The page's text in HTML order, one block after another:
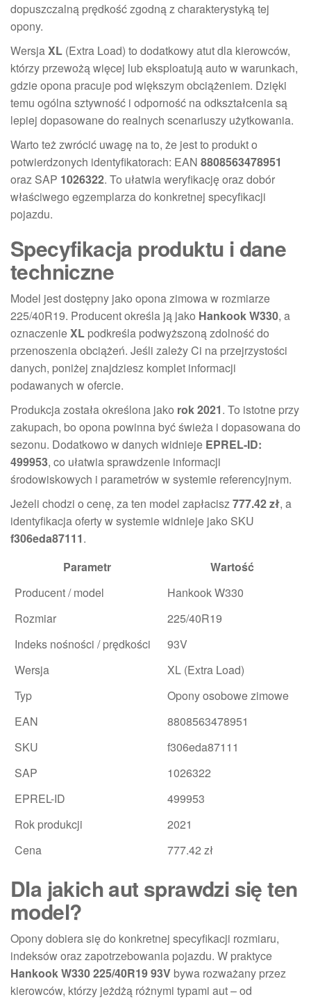
dopuszczalną prędkość zgodną z charakterystyką tej
opony.
WersjaXL (Extra Load) to dodatkowy atut dla kierowców,
którzy przewożą więcej lub eksploatują auto w warunkach,
gdzie opona pracuje pod większym obciążeniem. Dzięki
temu ogólna sztywność i odporność na odkształcenia są
lepiej dopasowane do realnych scenariuszy użytkowania.
Warto też zwrócić uwagę na to, że jest to produkt o
potwierdzonych identyfikatorach: EAN 8808563478951
oraz SAP 1026322. To ułatwia weryfikację oraz dobór
właściwego egzemplarza do konkretnej specyfikacji
pojazdu.
Specyfikacja produktu i dane
techniczne
Model jest dostępny jako opona zimowa w rozmiarze
225/40R19. Producent określa ją jako Hankook W330, a
oznaczenieXL podkreśla podwyższoną zdolność do
przenoszenia obciążeń. Jeśli zależy Ci na przejrzystości
danych, poniżej znajdziesz komplet informacji
podawanych w ofercie.
Produkcja została określona jako rok 2021. To istotne przy
zakupach, bo opona powinna być świeża i dopasowana do
sezonu. Dodatkowo w danych widnieje EPREL-ID:
499953, co ułatwia sprawdzenie informacji
środowiskowych i parametrów w systemie referencyjnym.
Jeżeli chodzi o cenę, za ten model zapłacisz777.42 zł, a
identyfikacja oferty w systemie widnieje jako SKU
f306eda87111.
Parametr
Wartość
Producent / model
Hankook W330
Rozmiar
225/40R19
Indeks nośności / prędkości
93V
Wersja
XL (Extra Load)
Typ
Opony osobowe zimowe
EAN
8808563478951
SKU
f306eda87111
SAP
1026322
EPREL-ID
499953
Rok produkcji
2021
Cena
777.42 zł
Dla jakich aut sprawdzi się ten
model?
Opony dobiera się do konkretnej specyfikacji rozmiaru,
indeksów oraz zapotrzebowania pojazdu. W praktyce
Hankook W330 225/40R19 93V bywa rozważany przez
kierowców, którzy jeżdżą różnymi typami aut – od